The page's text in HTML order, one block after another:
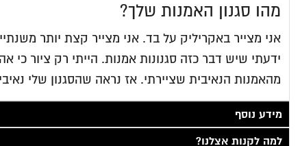
מהו סגנון האמנות שלך?
ידעתי שיש דבר כזה סגנונות אמנות. הייתי רק ציור
מהאמנות הנאיבית שציירתי. אז נראה שהסגנון שלי
מידע נוסף
למה לקנות אצלנו?